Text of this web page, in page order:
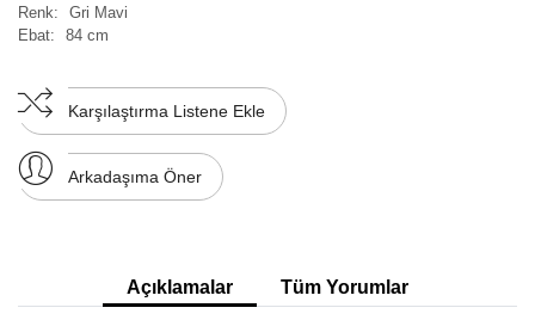
Renk:
Gri Mavi
Ebat:
84 cm
Karşılaştırma Listene Ekle
Arkadaşıma Öner
Açıklamalar Tüm Yorumlar